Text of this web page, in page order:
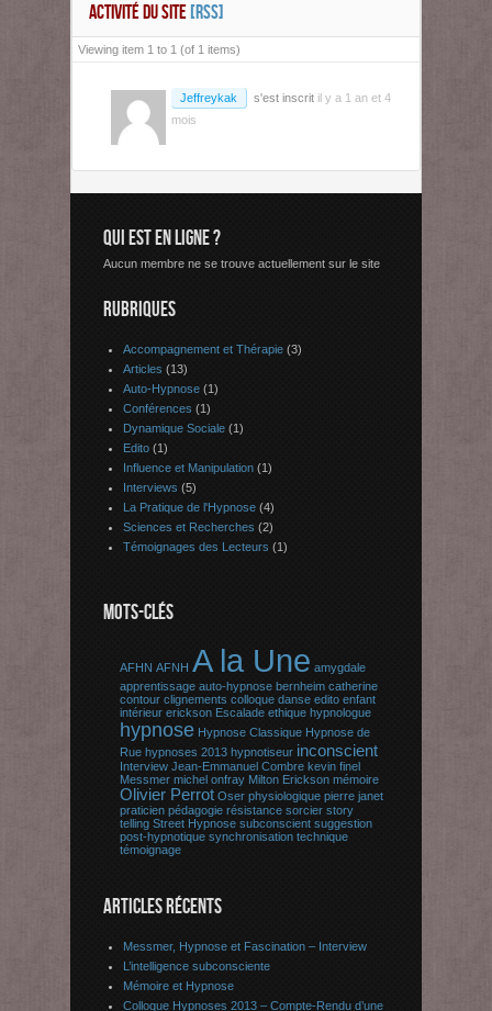
ACTIVITÉ DU SITE [RSS]
Viewing item 1 to 1 (of 1 items)
Jeffreykak s'est inscrit il y a 1 an et 4
mois
QUI EST EN LIGNE ?
Aucun membre ne se trouve actuellement sur le site
RUBRIQUES
Accompagnement et Thérapie (3)
Articles (13)
Auto-Hypnose (1)
Conférences (1)
Dynamique Sociale (1)
Edito (1)
Influence et Manipulation (1)
Interviews (5)
La Pratique de l'Hypnose (4)
Sciences et Recherches (2)
Témoignages des Lecteurs (1)
MOTS-CLÉS
AFHN AFNH A la Une amygdale
apprentissage auto-hypnose bernheim catherine
contour clignements colloque danse edito enfant
intérieur erickson Escalade ethique hypnologue
hypnose Hypnose Classique Hypnose de
Rue hypnoses 2013 hypnotiseur inconscient
Interview Jean-Emmanuel Combre kevin finel
Messmer michel onfray Milton Erickson mémoire
Olivier Perrot Oser physiologique pierre janet
praticien pédagogie résistance sorcier story
telling Street Hypnose subconscient suggestion
post-hypnotique synchronisation technique
témoignage
ARTICLES RÉCENTS
Messmer, Hypnose et Fascination – Interview
L’intelligence subconsciente
Mémoire et Hypnose
Colloque Hypnoses 2013 – Compte-Rendu d’une